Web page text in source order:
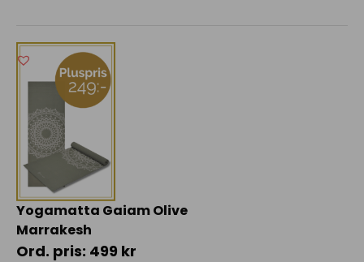
Yogamatta Gaiam Olive
Marrakesh
499 kr